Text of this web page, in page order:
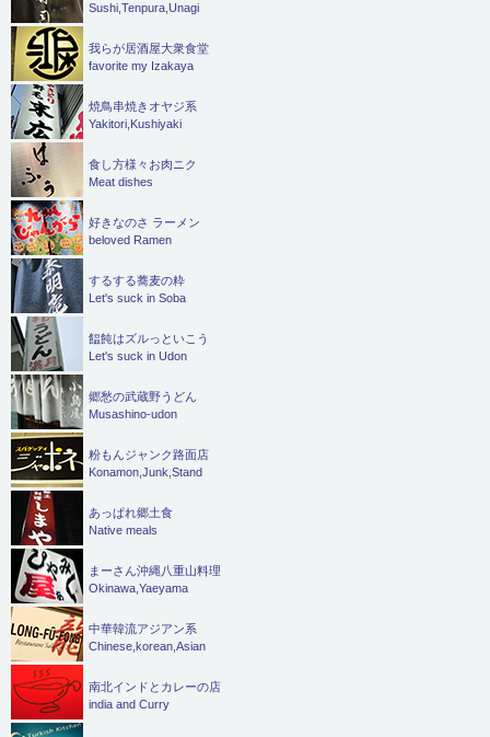
Sushi,Tenpura,Unagi
我らが居酒屋大衆食堂
favorite my Izakaya
焼鳥串焼きオヤジ系
Yakitori,Kushiyaki
食し方様々お肉ニク
Meat dishes
好きなのさ ラーメン
beloved Ramen
するする蕎麦の粋
Let's suck in Soba
饂飩はズルっといこう
Let's suck in Udon
郷愁の武蔵野うどん
Musashino-udon
粉もんジャンク路面店
Konamon,Junk,Stand
あっぱれ郷土食
Native meals
まーさん沖縄八重山料理
Okinawa,Yaeyama
中華韓流アジアン系
Chinese,korean,Asian
南北インドとカレーの店
india and Curry